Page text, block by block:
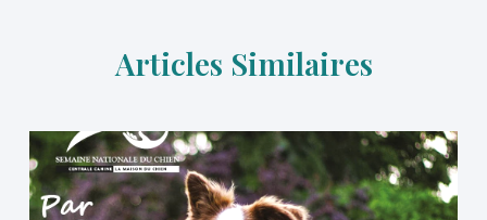
Articles Similaires